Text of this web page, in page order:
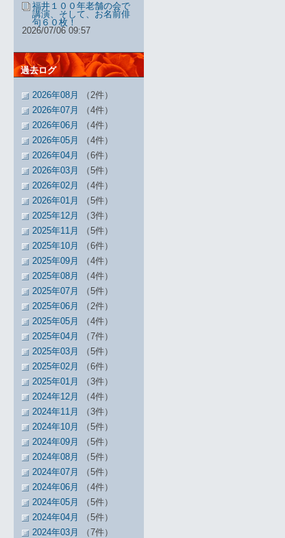
福井１００年老舗の会で
講演、そして、お名前俳
句６０枚！
2026/07/06 09:57
過去ログ
2026年08月
（2件）
2026年07月
（4件）
2026年06月
（4件）
2026年05月
（4件）
2026年04月
（6件）
2026年03月
（5件）
2026年02月
（4件）
2026年01月
（5件）
2025年12月
（3件）
2025年11月
（5件）
2025年10月
（6件）
2025年09月
（4件）
2025年08月
（4件）
2025年07月
（5件）
2025年06月
（2件）
2025年05月
（4件）
2025年04月
（7件）
2025年03月
（5件）
2025年02月
（6件）
2025年01月
（3件）
2024年12月
（4件）
2024年11月
（3件）
2024年10月
（5件）
2024年09月
（5件）
2024年08月
（5件）
2024年07月
（5件）
2024年06月
（4件）
2024年05月
（5件）
2024年04月
（5件）
2024年03月
（7件）